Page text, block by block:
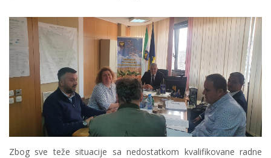
Zbog sve teže situacije sa nedostatkom kvalifikovane radne